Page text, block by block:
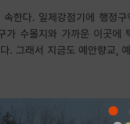
한다. 일제강점기에 행정
가 수몰지와 가까운 이곳
. 그래서 지금도 예안향교,